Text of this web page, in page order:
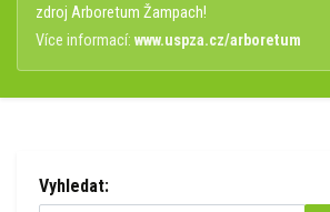
zdroj Arboretum Žampach!
Více informací: www.uspza.cz/arboretum
Vyhledat: